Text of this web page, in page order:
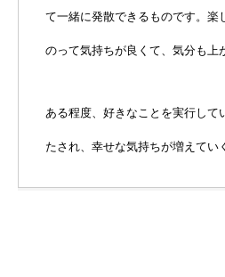
て一緒に発散できるものです。楽
のって気持ちが良くて、気分も上
ある程度、好きなことを実行して
たされ、幸せな気持ちが増えてい